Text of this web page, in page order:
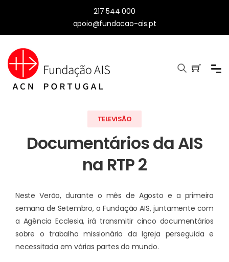
217 544 000
apoio@fundacao-ais.pt
TELEVISÃO
Documentários da AIS
na RTP 2
Neste Verão, durante o mês de Agosto e a primeira
semana de Setembro, a Fundação AIS, juntamente com
a Agência Ecclesia, irá transmitir cinco documentários
sobre o trabalho missionário da Igreja perseguida e
necessitada em várias partes do mundo.